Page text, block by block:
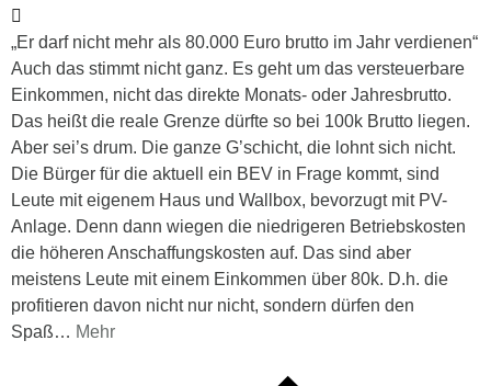
„Er darf nicht mehr als 80.000 Euro brutto im Jahr verdienen“
Auch das stimmt nicht ganz. Es geht um das versteuerbare
Einkommen, nicht das direkte Monats- oder Jahresbrutto.
Das heißt die reale Grenze dürfte so bei 100k Brutto liegen.
Aber sei’s drum. Die ganze G’schicht, die lohnt sich nicht.
Die Bürger für die aktuell ein BEV in Frage kommt, sind
Leute mit eigenem Haus und Wallbox, bevorzugt mit PV-
Anlage. Denn dann wiegen die niedrigeren Betriebskosten
die höheren Anschaffungskosten auf. Das sind aber
meistens Leute mit einem Einkommen über 80k. D.h. die
profitieren davon nicht nur nicht, sondern dürfen den
Spaß… Mehr